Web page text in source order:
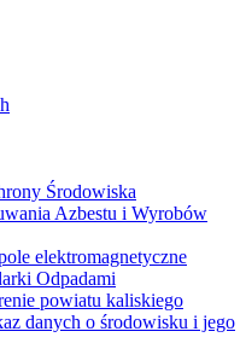
Środowiska
Azbestu i Wyrobów
elektromagnetyczne
Odpadami
powiatu kaliskiego
danych o środowisku i jego